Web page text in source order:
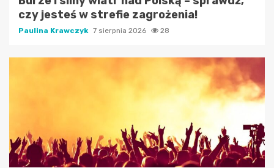
czy jesteś w strefie zagrożenia!
Paulina Krawczyk 7 sierpnia 2026 28